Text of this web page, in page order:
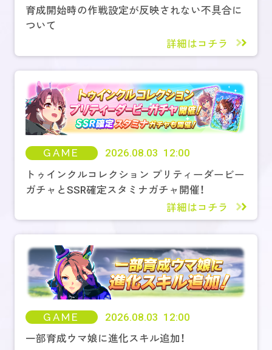
育成開始時の作戦設定が反映されない不具合に
ついて
詳細はコチラ
GAME
2026.08.03 12:00
トゥインクルコレクション プリティーダービー
ガチャとSSR確定スタミナガチャ開催！
詳細はコチラ
GAME
2026.08.03 12:00
一部育成ウマ娘に進化スキル追加！